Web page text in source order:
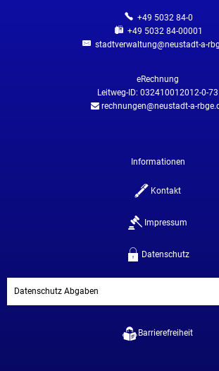
+49 5032 84-0
+49 5032 84-00001
stadtverwaltung@neustadt-a-
eRechnung
Leitweg-ID: 032410012012-0-73
rechnungen@neustadt-a-
Informationen
Kontakt
Impressum
Datenschutz
Datenschutz Abgaben
Barrierefreiheit